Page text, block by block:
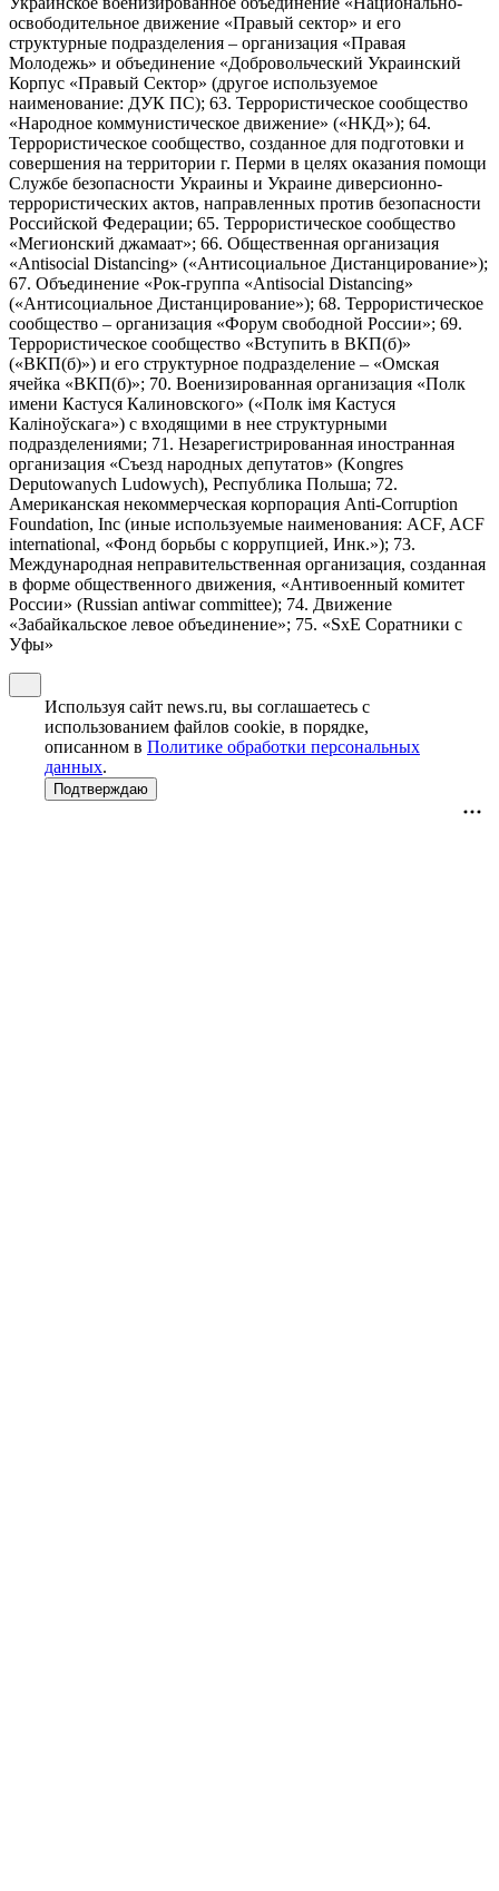
освободительное движение «Правый сектор» и его
структурные подразделения – организация «Правая
Молодежь» и объединение «Добровольческий Украинский
Корпус «Правый Сектор» (другое используемое
наименование: ДУК ПС); 63. Террористическое сообщество
«Народное коммунистическое движение» («НКД»); 64.
Террористическое сообщество, созданное для подготовки и
совершения на территории г. Перми в целях оказания помощи
Службе безопасности Украины и Украине диверсионно-
террористических актов, направленных против безопасности
Российской Федерации; 65. Террористическое сообщество
«Мегионский джамаат»; 66. Общественная организация
«Antisocial Distancing» («Антисоциальное Дистанцирование»);
67. Объединение «Рок-группа «Antisocial Distancing»
(«Антисоциальное Дистанцирование»); 68. Террористическое
сообщество – организация «Форум свободной России»; 69.
Террористическое сообщество «Вступить в ВКП(б)»
(«ВКП(б)») и его структурное подразделение – «Омская
ячейка «ВКП(б)»; 70. Военизированная организация «Полк
имени Кастуся Калиновского» («Полк iмя Кастуся
Калiноўскага») с входящими в нее структурными
подразделениями; 71. Незарегистрированная иностранная
организация «Съезд народных депутатов» (Kongres
Deputowanych Ludowych), Республика Польша; 72.
Американская некоммерческая корпорация Anti-Corruption
Foundation, Inc (иные используемые наименования: ACF, ACF
international, «Фонд борьбы с коррупцией, Инк.»); 73.
Международная неправительственная организация, созданная
в форме общественного движения, «Антивоенный комитет
России» (Russian antiwar committee); 74. Движение
«Забайкальское левое объединение»; 75. «SxE Соратники с
Уфы»
Используя сайт news.ru, вы соглашаетесь с
использованием файлов cookie, в порядке,
описанном в Политике обработки персональных
данных.
Подтверждаю